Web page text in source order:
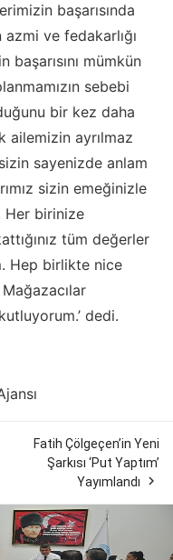
başarısında
ve fedakarlığı
başarısını mümkün
sebebi
bir kez daha
ailemizin ayrılmaz
sizin sayenizde anlam
sizin emeğinizle
Her birinize
tüm değerler
Hep birlikte nice
dedi.
Fatih Çölgeçen’in Yeni
Şarkısı ‘Put Yaptım’
Yayımlandı
